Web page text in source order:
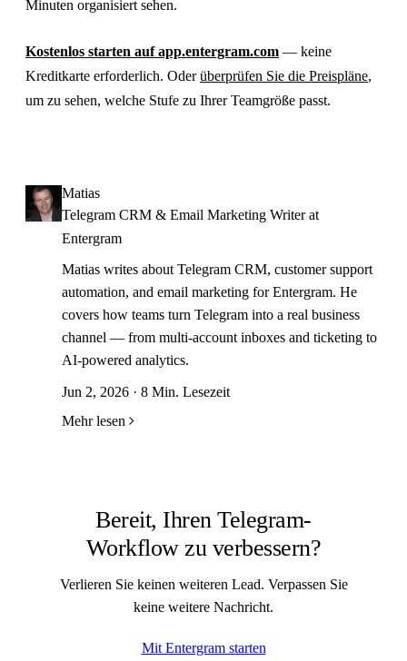
Minuten organisiert sehen.
Kostenlos starten auf app.entergram.com — keine
Kreditkarte erforderlich. Oderüberprüfen Sie die Preispläne,
um zu sehen, welche Stufe zu Ihrer Teamgröße passt.
Matias
Telegram CRM & Email Marketing Writer at
Entergram
Matias writes about Telegram CRM, customer support
automation, and email marketing for Entergram. He
covers how teams turn Telegram into a real business
channel — from multi-account inboxes and ticketing to
AI-powered analytics.
Jun 2, 2026 · 8 Min. Lesezeit
Mehr lesen
Bereit, Ihren Telegram-
Workflow zu verbessern?
Verlieren Sie keinen weiteren Lead. Verpassen Sie
keine weitere Nachricht.
Mit Entergram starten